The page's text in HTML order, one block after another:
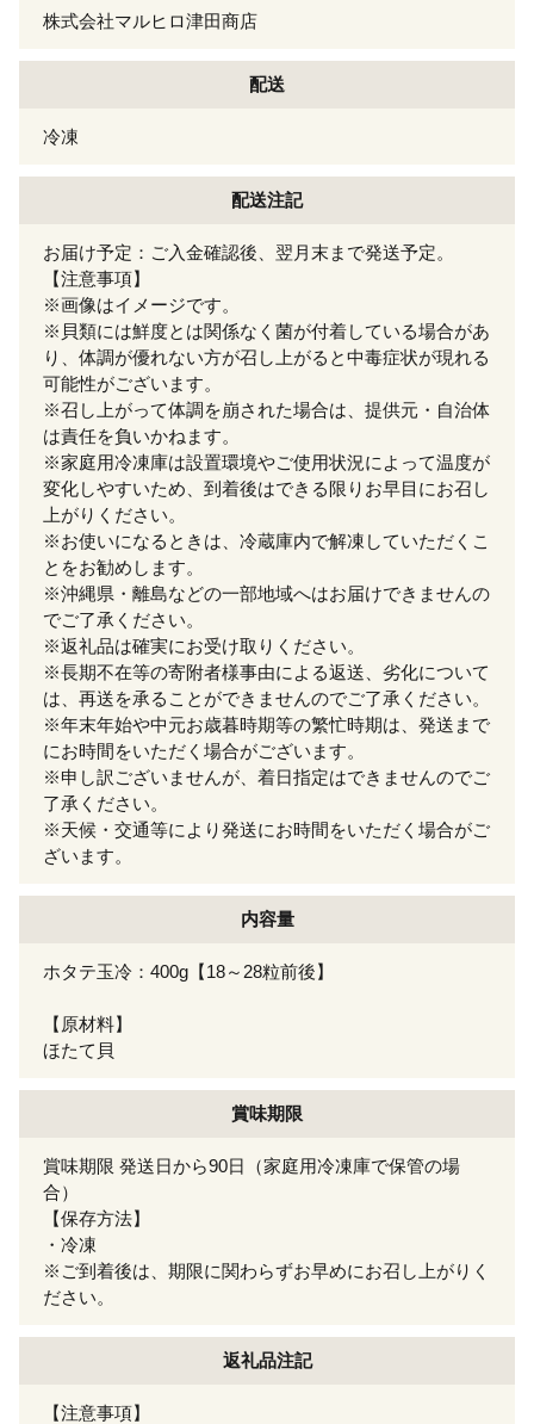
株式会社マルヒロ津田商店
配送
冷凍
配送注記
お届け予定：ご入金確認後、翌月末まで発送予定。
【注意事項】
※画像はイメージです。
※貝類には鮮度とは関係なく菌が付着している場合があ
り、体調が優れない方が召し上がると中毒症状が現れる
可能性がございます。
※召し上がって体調を崩された場合は、提供元・自治体
は責任を負いかねます。
※家庭用冷凍庫は設置環境やご使用状況によって温度が
変化しやすいため、到着後はできる限りお早目にお召し
上がりください。
※お使いになるときは、冷蔵庫内で解凍していただくこ
とをお勧めします。
※沖縄県・離島などの一部地域へはお届けできませんの
でご了承ください。
※返礼品は確実にお受け取りください。
※長期不在等の寄附者様事由による返送、劣化について
は、再送を承ることができませんのでご了承ください。
※年末年始や中元お歳暮時期等の繁忙時期は、発送まで
にお時間をいただく場合がございます。
※申し訳ございませんが、着日指定はできませんのでご
了承ください。
※天候・交通等により発送にお時間をいただく場合がご
ざいます。
内容量
ホタテ玉冷：400g【18～28粒前後】
【原材料】
ほたて貝
賞味期限
賞味期限 発送日から90日（家庭用冷凍庫で保管の場
合）
【保存方法】
・冷凍
※ご到着後は、期限に関わらずお早めにお召し上がりく
ださい。
返礼品注記
【注意事項】